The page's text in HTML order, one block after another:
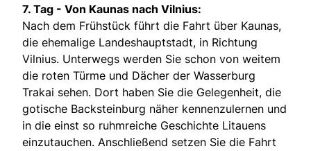
7. Tag - Von Kaunas nach Vilnius:
Nach dem Frühstück führt die Fahrt über Kaunas,
die ehemalige Landeshauptstadt, in Richtung
Vilnius. Unterwegs werden Sie schon von weitem
die roten Türme und Dächer der Wasserburg
Trakai sehen. Dort haben Sie die Gelegenheit, die
gotische Backsteinburg näher kennenzulernen und
in die einst so ruhmreiche Geschichte Litauens
einzutauchen. Anschließend setzen Sie die Fahrt